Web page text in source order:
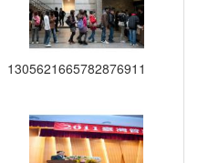
1305621665782876911